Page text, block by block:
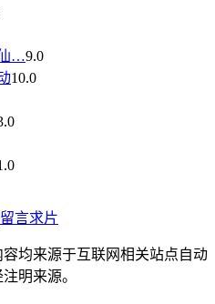
…9.0
10.0
留言求片
均来源于互联网相关站点自动
明来源。